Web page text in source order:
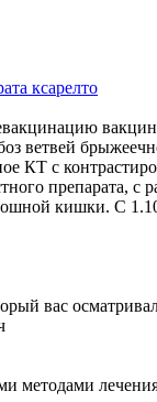
ксарелто
ветвей
КТ с
препарата,
кишки. С
вас
методами